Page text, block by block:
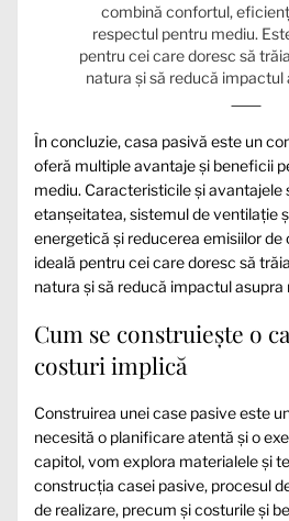
combină confortul,
respectul pentru mediu.
pentru cei care doresc să
natura și să reducă impactul
În concluzie, casa pasivă este un
oferă multiple avantaje și beneficii
mediu. Caracteristicile și avantajele
etanșeitatea, sistemul de ventilație
energetică și reducerea emisiilor de
ideală pentru cei care doresc să
natura și să reducă impactul asupra
Cum se construiește o
costuri implică
Construirea unei case pasive este
necesită o planificare atentă și o
capitol, vom explora materialele și
construcția casei pasive, procesul
de realizare, precum și costurile și